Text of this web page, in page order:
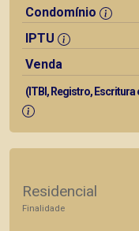
Condomínio
IPTU
Venda
(ITBI, Registro, Escritura
Residencial
Finalidade